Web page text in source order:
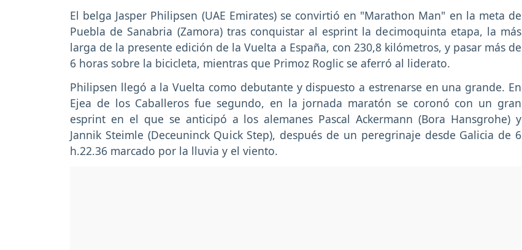
El belga Jasper Philipsen (UAE Emirates) se convirtió en "Marathon Man" en la meta de
Puebla de Sanabria (Zamora) tras conquistar al esprint la decimoquinta etapa, la más
larga de la presente edición de la Vuelta a España, con 230,8 kilómetros, y pasar más de
6 horas sobre la bicicleta, mientras que Primoz Roglic se aferró al liderato.
Philipsen llegó a la Vuelta como debutante y dispuesto a estrenarse en una grande. En
Ejea de los Caballeros fue segundo, en la jornada maratón se coronó con un gran
esprint en el que se anticipó a los alemanes Pascal Ackermann (Bora Hansgrohe) y
Jannik Steimle (Deceuninck Quick Step), después de un peregrinaje desde Galicia de 6
h.22.36 marcado por la lluvia y el viento.